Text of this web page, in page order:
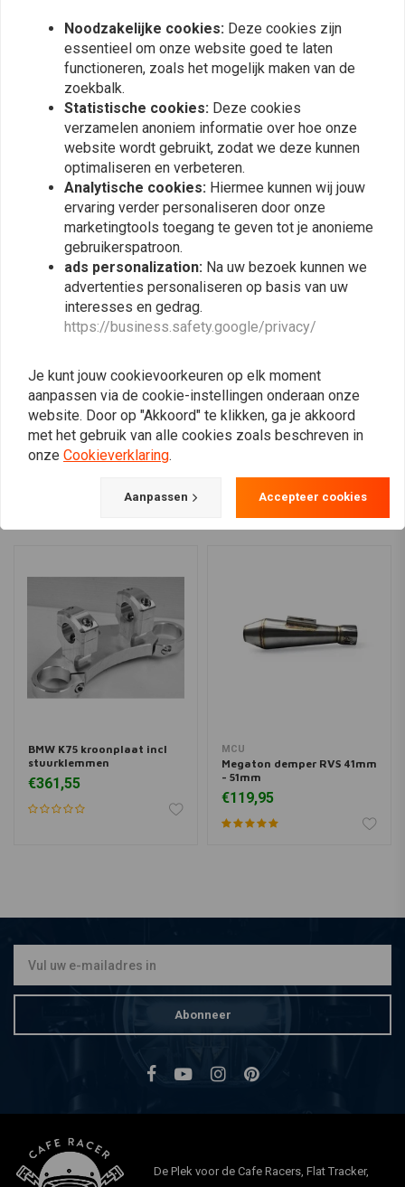
Vergelijkbare producten
POWERBRICK
VOORVORK CONVERSIE
KIT 3.0 MOTOSCOPE
(Kies uw model)
VORK CONVERSIE KIT 3.0
UNIVERSEEL (Kies uw
BMW K75 kroonplaat incl
stuurklemmen
€361,55
MCU
Megaton demper RVS 41mm
- 51mm
€119,95
Abonneer
De Plek voor de Cafe Racers, Flat Tracker,
Noodzakelijke cookies: Deze cookies zijn
essentieel om onze website goed te laten
functioneren, zoals het mogelijk maken van de
zoekbalk.
Statistische cookies: Deze cookies
verzamelen anoniem informatie over hoe onze
website wordt gebruikt, zodat we deze kunnen
optimaliseren en verbeteren.
Analytische cookies: Hiermee kunnen wij jouw
ervaring verder personaliseren door onze
marketingtools toegang te geven tot je anonieme
gebruikerspatroon.
ads personalization: Na uw bezoek kunnen we
advertenties personaliseren op basis van uw
interesses en gedrag.
https://business.safety.google/privacy/
Je kunt jouw cookievoorkeuren op elk moment
aanpassen via de cookie-instellingen onderaan onze
website. Door op "Akkoord" te klikken, ga je akkoord
met het gebruik van alle cookies zoals beschreven in
onze Cookieverklaring.
Aanpassen Accepteer cookies